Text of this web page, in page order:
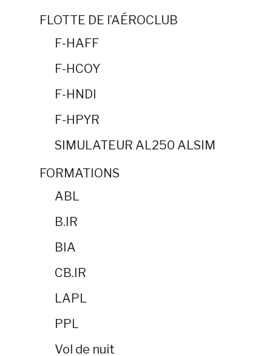
FLOTTE DE l’AÉROCLUB
F-HAFF
F-HCOY
F-HNDI
F-HPYR
SIMULATEUR AL250 ALSIM
FORMATIONS
ABL
B.IR
BIA
CB.IR
LAPL
PPL
Vol de nuit